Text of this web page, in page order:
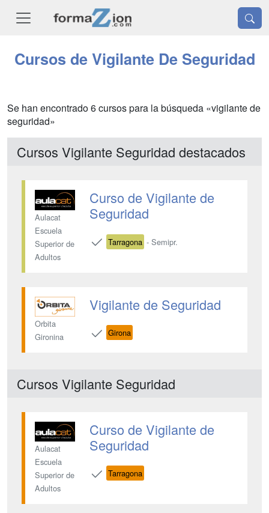
Cursos de Vigilante De Seguridad
Se han encontrado 6 cursos para la búsqueda «vigilante de
seguridad»
Cursos Vigilante Seguridad destacados
Aulacat
Escuela
Superior de
Adultos
Curso de Vigilante de
Seguridad
Tarragona - Semipr.
Orbita
Gironina
Vigilante de Seguridad
Girona
Cursos Vigilante Seguridad
Aulacat
Escuela
Superior de
Adultos
Curso de Vigilante de
Seguridad
Tarragona